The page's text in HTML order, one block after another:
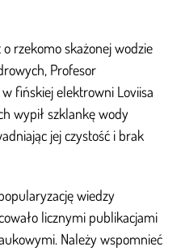
rzekomo skażonej wodzie
Profesor
fińskiej elektrowni Loviisa
wypił szklankę wody
jej czystość i brak
wiedzy
licznymi publikacjami
Należy wspomnieć